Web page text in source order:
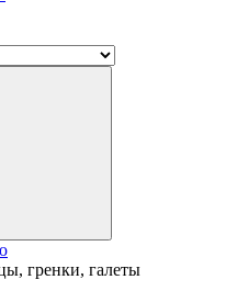
гренки, галеты